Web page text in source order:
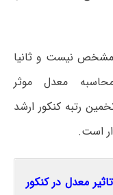
مشخص نیست و ثانیا
معدل موثر
رتبه کنکور ارشد
است.
تاثیر معدل در کنکور